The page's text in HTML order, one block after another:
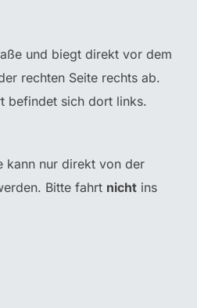
und biegt direkt vor dem
rechten Seite rechts ab.
befindet sich dort links.
kann nur direkt von der
Bitte fahrt nicht ins